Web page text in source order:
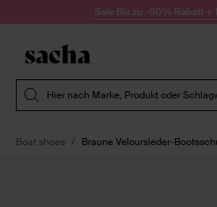
Zum Inhalt springenSale Bis zu -60% Rabatt +
Hier nach Marke, Produkt oder
Boat shoes Braune Veloursleder-